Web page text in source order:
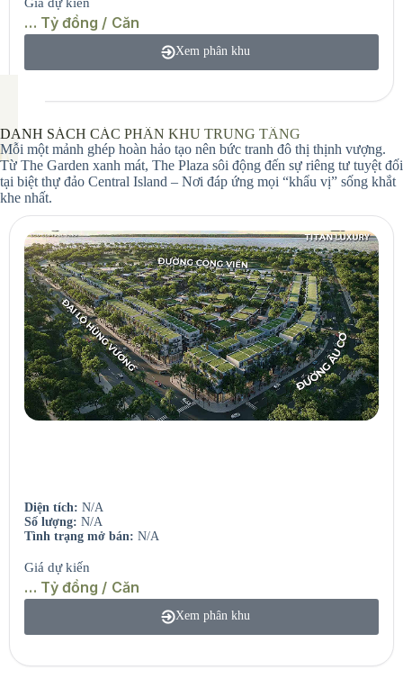
… Tỷ đồng / Căn
Xem phân khu
DANH SÁCH CÁC PHÂN KHU TRUNG TẦNG
Mỗi một mảnh ghép hoàn hảo tạo nên bức tranh đô thị thịnh vượng.
Từ The Garden xanh mát, The Plaza sôi động đến sự riêng tư tuyệt đối
tại biệt thự đảo Central Island – Nơi đáp ứng mọi “khẩu vị” sống khắt
khe nhất.
Diện tích: N/A
Số lượng: N/A
Tình trạng mở bán: N/A
Giá dự kiến
… Tỷ đồng / Căn
Xem phân khu